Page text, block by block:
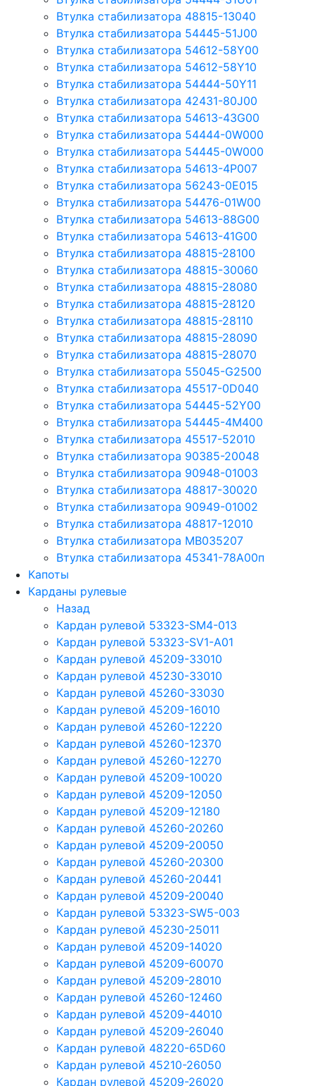
Втулка стабилизатора 48815-13040
Втулка стабилизатора 54445-51J00
Втулка стабилизатора 54612-58Y00
Втулка стабилизатора 54612-58Y10
Втулка стабилизатора 54444-50Y11
Втулка стабилизатора 42431-80J00
Втулка стабилизатора 54613-43G00
Втулка стабилизатора 54444-0W000
Втулка стабилизатора 54445-0W000
Втулка стабилизатора 54613-4P007
Втулка стабилизатора 56243-0E015
Втулка стабилизатора 54476-01W00
Втулка стабилизатора 54613-88G00
Втулка стабилизатора 54613-41G00
Втулка стабилизатора 48815-28100
Втулка стабилизатора 48815-30060
Втулка стабилизатора 48815-28080
Втулка стабилизатора 48815-28120
Втулка стабилизатора 48815-28110
Втулка стабилизатора 48815-28090
Втулка стабилизатора 48815-28070
Втулка стабилизатора 55045-G2500
Втулка стабилизатора 45517-0D040
Втулка стабилизатора 54445-52Y00
Втулка стабилизатора 54445-4M400
Втулка стабилизатора 45517-52010
Втулка стабилизатора 90385-20048
Втулка стабилизатора 90948-01003
Втулка стабилизатора 48817-30020
Втулка стабилизатора 90949-01002
Втулка стабилизатора 48817-12010
Втулка стабилизатора MB035207
Втулка стабилизатора 45341-78A00п
Капоты
Карданы рулевые
Назад
Кардан рулевой 53323-SM4-013
Кардан рулевой 53323-SV1-A01
Кардан рулевой 45209-33010
Кардан рулевой 45230-33010
Кардан рулевой 45260-33030
Кардан рулевой 45209-16010
Кардан рулевой 45260-12220
Кардан рулевой 45260-12370
Кардан рулевой 45260-12270
Кардан рулевой 45209-10020
Кардан рулевой 45209-12050
Кардан рулевой 45209-12180
Кардан рулевой 45260-20260
Кардан рулевой 45209-20050
Кардан рулевой 45260-20300
Кардан рулевой 45260-20441
Кардан рулевой 45209-20040
Кардан рулевой 53323-SW5-003
Кардан рулевой 45230-25011
Кардан рулевой 45209-14020
Кардан рулевой 45209-60070
Кардан рулевой 45209-28010
Кардан рулевой 45260-12460
Кардан рулевой 45209-44010
Кардан рулевой 45209-26040
Кардан рулевой 48220-65D60
Кардан рулевой 45210-26050
Кардан рулевой 45209-26020